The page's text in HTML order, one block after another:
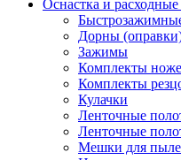
Оснастка и
Дорны
Зажимы
Комплекты
Комплекты
Кулачки
Ленточные
Ленточные
Мешки для